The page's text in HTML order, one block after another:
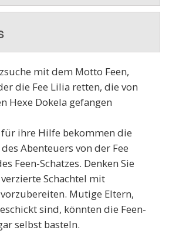
mit dem Motto Feen,
die Fee Lilia retten, die von
Hexe Dokela gefangen
für ihre Hilfe bekommen die
Abenteuers von der Fee
Feen-Schatzes. Denken Sie
Schachtel mit
Mutige Eltern,
sind, könnten die Feen-
selbst basteln.